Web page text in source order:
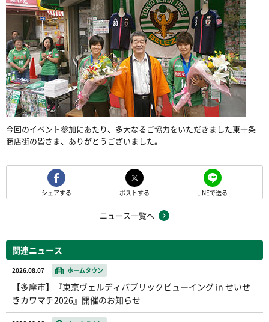
今回のイベント参加にあたり、多大なるご協力をいただきました東十条
商店街の皆さま、ありがとうございました。
シェアする ポストする LINEで送る
ニュース一覧へ
関連ニュース
2026.08.07 ホームタウン
【多摩市】『東京ヴェルディパブリックビューイング in せいせ
きカワマチ2026』開催のお知らせ